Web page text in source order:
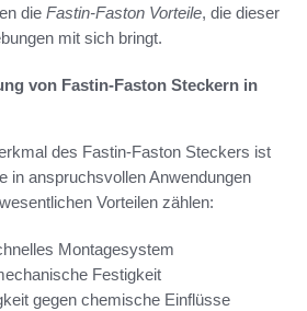
die Fastin-Faston Vorteile, die dieser
mit sich bringt.
von Fastin-Faston Steckern in
des Fastin-Faston Steckers ist
in anspruchsvollen Anwendungen
Vorteilen zählen:
Montagesystem
Festigkeit
gegen chemische Einflüsse